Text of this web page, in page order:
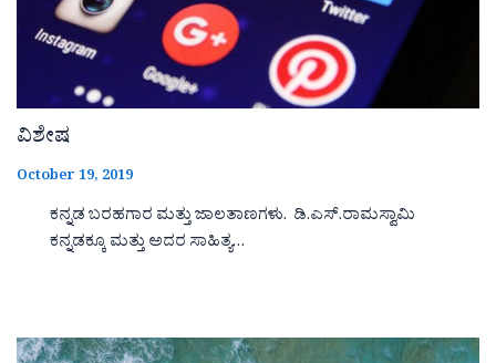
ವಿಶೇಷ
October 19, 2019
ಕನ್ನಡ ಬರಹಗಾರ ಮತ್ತು ಜಾಲತಾಣಗಳು. ಡಿ.ಎಸ್.ರಾಮಸ್ವಾಮಿ
ಕನ್ನಡಕ್ಕೂ ಮತ್ತು ಅದರ ಸಾಹಿತ್ಯ…